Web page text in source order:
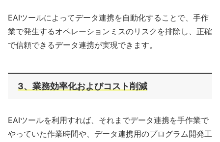
EAIツールによってデータ連携を自動化することで、手作
業で発生するオペレーションミスのリスクを排除し、正確
で信頼できるデータ連携が実現できます。
3、業務効率化およびコスト削減
EAIツールを利用すれば、それまでデータ連携を手作業で
やっていた作業時間や、データ連携用のプログラム開発工